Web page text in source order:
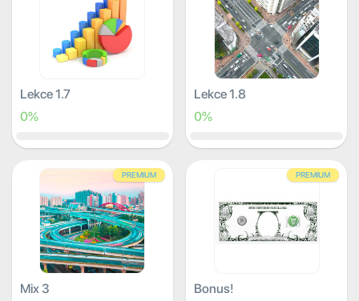
Lekce 1.7
0%
Lekce 1.8
0%
PREMIUM
Mix 3
PREMIUM
Bonus!